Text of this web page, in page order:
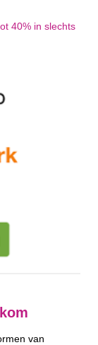
40% in slechts
van